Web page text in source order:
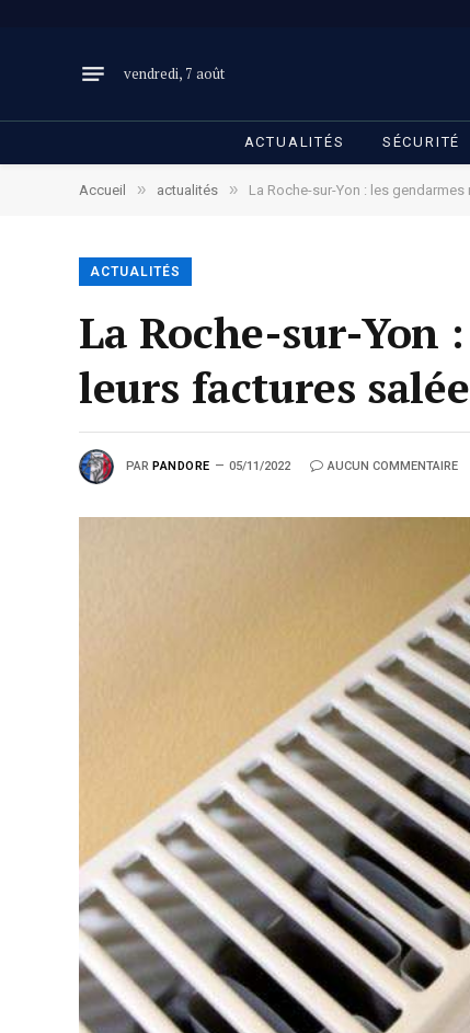
vendredi, 7 août
ACTUALITÉS SÉCURITÉ
Accueil » actualités » La Roche-sur-Yon : les
ACTUALITÉS
La Roche-sur-Yon
leurs factures
PAR PANDORE 05/11/2022 AUCUN COMMENTAIRE